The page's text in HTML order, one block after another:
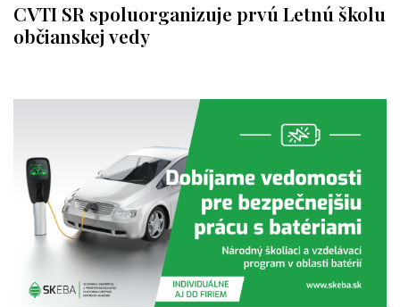
CVTI SR spoluorganizuje prvú Letnú školu
občianskej vedy